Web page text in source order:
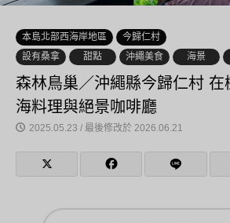
本島北部西海岸地區
今歸仁村
設有桑拿
甜點 沖繩美食 海景
森林鳥巢／沖繩縣今歸仁村 在
海料理與絕景咖啡廳
2025.05.23 / 最後修改於 2026.06.21